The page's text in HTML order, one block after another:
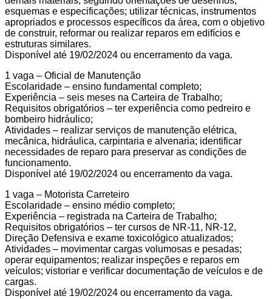
esquemas e especificações; utilizar técnicas, instrumentos
apropriados e processos específicos da área, com o objetivo
de construir, reformar ou realizar reparos em edifícios e
estruturas similares.
Disponível até 19/02/2024 ou encerramento da vaga.
1 vaga – Oficial de Manutenção
Escolaridade – ensino fundamental completo;
Experiência – seis meses na Carteira de Trabalho;
Requisitos obrigatórios – ter experiência como pedreiro e
bombeiro hidráulico;
Atividades – realizar serviços de manutenção elétrica,
mecânica, hidráulica, carpintaria e alvenaria; identificar
necessidades de reparo para preservar as condições de
funcionamento.
Disponível até 19/02/2024 ou encerramento da vaga.
1 vaga – Motorista Carreteiro
Escolaridade – ensino médio completo;
Experiência – registrada na Carteira de Trabalho;
Requisitos obrigatórios – ter cursos de NR-11, NR-12,
Direção Defensiva e exame toxicológico atualizados;
Atividades – movimentar cargas volumosas e pesadas;
operar equipamentos; realizar inspeções e reparos em
veículos; vistoriar e verificar documentação de veículos e de
cargas.
Disponível até 19/02/2024 ou encerramento da vaga.